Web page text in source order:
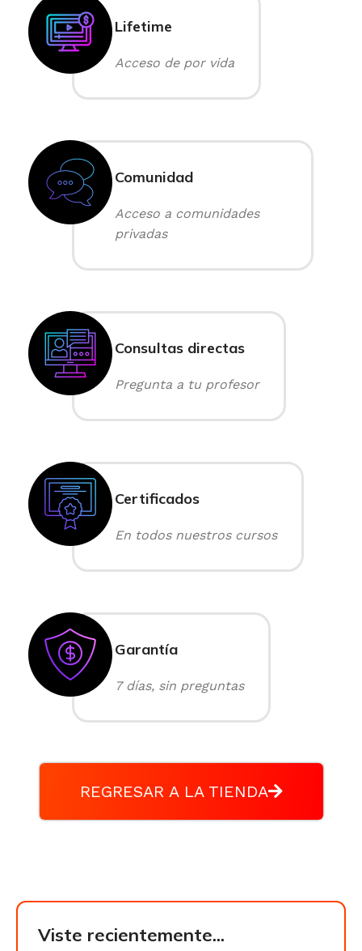
Lifetime
Acceso de por vida
Comunidad
Acceso a comunidades
privadas
Consultas directas
Pregunta a tu profesor
Certificados
En todos nuestros cursos
Garantía
7 días, sin preguntas
REGRESAR A LA TIENDA
Viste recientemente...